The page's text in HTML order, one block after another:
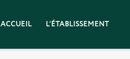
ACCUEIL L’ÉTABLISSEMENT